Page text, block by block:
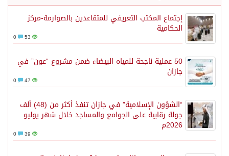
إجتماع المكتب التعريفي للمتقاعدين بالصوارمة-مركز
الحكامية
53
50 عملية ناجحة للمياه البيضاء ضمن مشروع “عون” في
جازان
47
“الشؤون الإسلامية” في جازان تنفذ أكثر من (48) ألف
جولة رقابية على الجوامع والمساجد خلال شهر يوليو
2026م
39